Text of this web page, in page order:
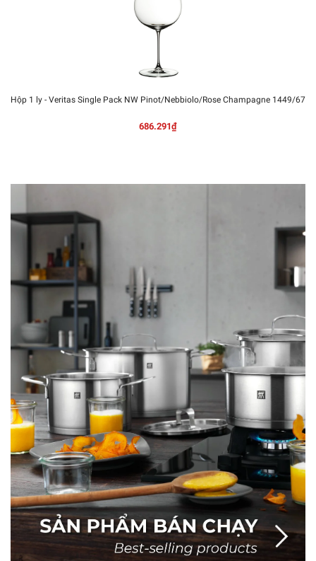
Hộp 1 ly - Veritas Single Pack NW Pinot/Nebbiolo/Rose Champagne 1449/67
686.291₫